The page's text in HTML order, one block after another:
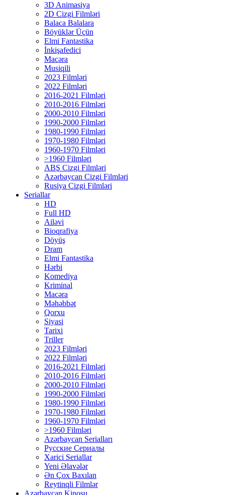
3D Animasiya
2D Cizgi Filmləri
Balaca Balalara
Böyüklər Üçün
Elmi Fantastika
İnkişafedici
Macəra
Musiqili
2023 Filmləri
2022 Filmləri
2016-2021 Filmləri
2010-2016 Filmləri
2000-2010 Filmləri
1990-2000 Filmləri
1980-1990 Filmləri
1970-1980 Filmləri
1960-1970 Filmləri
>1960 Filmləri
ABŞ Cizgi Filmləri
Azərbaycan Cizgi Filmləri
Rusiya Cizgi Filmləri
Seriallar
HD
Full HD
Ailəvi
Bioqrafiya
Döyüş
Dram
Elmi Fantastika
Hərbi
Komediya
Kriminal
Macəra
Məhəbbət
Qorxu
Siyasi
Tarixi
Triller
2023 Filmləri
2022 Filmləri
2016-2021 Filmləri
2010-2016 Filmləri
2000-2010 Filmləri
1990-2000 Filmləri
1980-1990 Filmləri
1970-1980 Filmləri
1960-1970 Filmləri
>1960 Filmləri
Azərbaycan Serialları
Русские Сериалы
Xarici Seriallar
Yeni Əlavələr
Ən Çox Baxılan
Reytinqli Filmlər
Azərbaycan Kinosu